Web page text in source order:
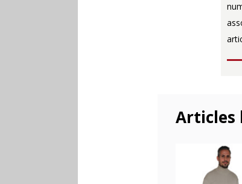
Articles